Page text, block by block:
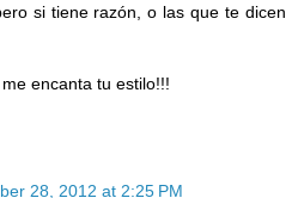
si tiene razón, o las que te dicen
encanta tu estilo!!!
28, 2012 at 2:25 PM